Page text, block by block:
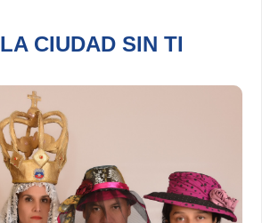
LA CIUDAD SIN TI